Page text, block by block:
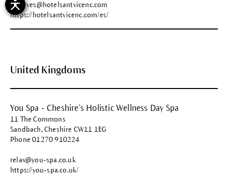
reserves@hotelsantvicenc.com
https://hotelsantvicenc.com/es/
United Kingdoms
You Spa - Cheshire’s Holistic Wellness Day Spa
11 The Commons
Sandbach, Cheshire CW11 1EG
Phone 01270 910224
relax@you-spa.co.uk
https://you-spa.co.uk/